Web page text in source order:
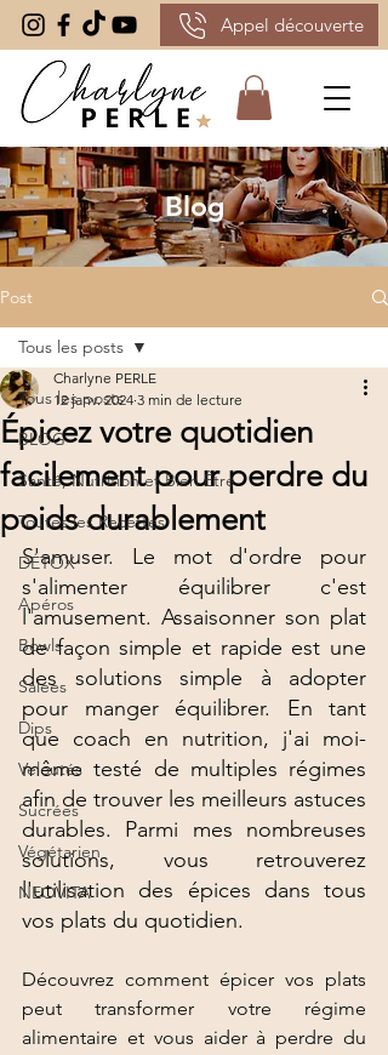
Appel découverte
Blog
Post
Tous les posts
BLOG
Santé, Nutrition et Bien Être
Toutes les Recettes
DÉTOX
Apéros
Bowls
Salées
Dips
Veloutés
Sucrées
Végétarien
NEOVITA
Tous les posts
Épicez votre quotidien
facilement pour perdre du
poids durablement
Charlyne PERLE
12 janv. 2024 3 min de lecture
S'amuser. Le mot d'ordre pour
s'alimenter équilibrer c'est
l'amusement. Assaisonner son plat
de façon simple et rapide est une
des solutions simple à adopter
pour manger équilibrer. En tant
que coach en nutrition, j'ai moi-
même testé de multiples régimes
afin de trouver les meilleurs astuces
durables. Parmi mes nombreuses
solutions, vous retrouverez
l'utilisation des épices dans tous
vos plats du quotidien.
Découvrez comment épicer vos plats
peut transformer votre régime
alimentaire et vous aider à perdre du